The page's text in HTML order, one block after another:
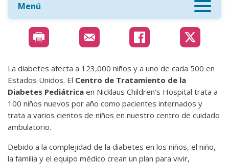
Menú
La diabetes afecta a 123,000 niños y a uno de cada 500 en
Estados Unidos. El Centro de Tratamiento de la
Diabetes Pediátrica en Nicklaus Children's Hospital trata a
100 niños nuevos por año como pacientes internados y
trata a varios cientos de niños en nuestro centro de cuidado
ambulatorio.
Debido a la complejidad de la diabetes en los niños, el niño,
la familia y el equipo médico crean un plan para vivir,